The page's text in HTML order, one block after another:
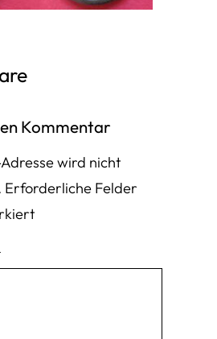
Kommentar
wird nicht
Erforderliche Felder